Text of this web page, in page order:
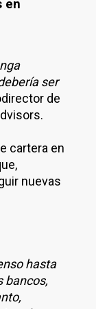
en
ser
de
cartera en
nuevas
hasta
bancos,